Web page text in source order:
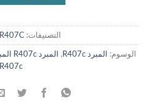
التصنيفات:R407C
الوسوم: المبرد R407c , المبرد R407c المبرد R407c بالجملة
R407c